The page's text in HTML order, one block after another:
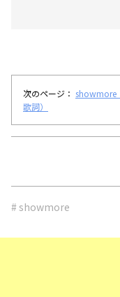
次のページ： showmore
歌詞）
# showmore